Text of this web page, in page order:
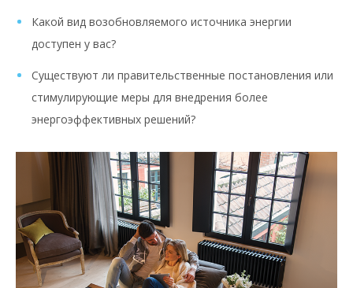
Какой вид возобновляемого источника энергии
доступен у вас?
Существуют ли правительственные постановления или
стимулирующие меры для внедрения более
энергоэффективных решений?